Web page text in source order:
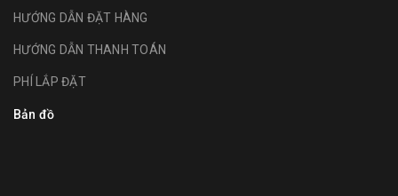
HƯỚNG DẪN ĐẶT HÀNG
HƯỚNG DẪN THANH TOÁN
PHÍ LẮP ĐẶT
Bản đồ